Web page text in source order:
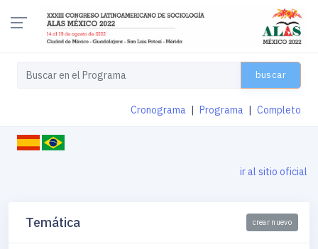
buscar
Cronograma Programa Completo
ir al sitio oficial
Temática crear nuevo